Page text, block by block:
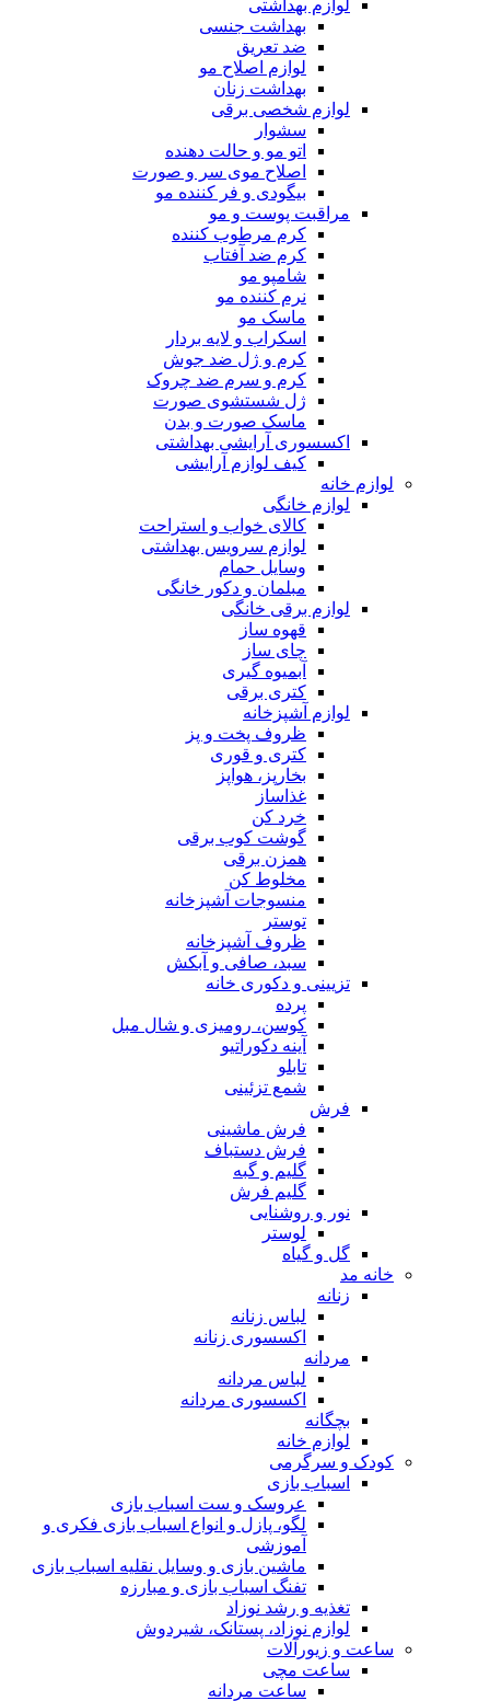
لوازم بهداشتی
بهداشت جنسی
ضد تعریق
لوازم اصلاح مو
بهداشت زنان
لوازم شخصی برقی
سشوار
اتو مو و حالت دهنده
اصلاح موی سر و صورت
بیگودی و فر کننده مو
مراقبت پوست و مو
کرم مرطوب کننده
کرم ضد آفتاب
شامپو مو
نرم کننده مو
ماسک مو
اسکراب و لایه بردار
کرم و ژل ضد جوش
کرم و سرم ضد چروک
ژل شستشوی صورت
ماسک صورت و بدن
اکسسوری آرایشی بهداشتی
کیف لوازم آرایشی
لوازم خانه
لوازم خانگی
کالای خواب و استراحت
لوازم سرویس بهداشتی
وسایل حمام
مبلمان و دکور خانگی
لوازم برقی خانگی
قهوه ساز
چای ساز
آبمیوه گیری
کتری برقی
لوازم آشپزخانه
ظروف پخت و پز
کتری و قوری
بخارپز، هواپز
غذاساز
خرد کن
گوشت کوب برقی
همزن برقی
مخلوط کن
منسوجات آشپزخانه
توستر
ظروف آشپزخانه
سبد، صافی و آبکش
تزیینی و دکوری خانه
پرده
کوسن، رومیزی و شال مبل
آینه دکوراتیو
تابلو
شمع تزئینی
فرش
فرش ماشینی
فرش دستباف
گلیم و گبه
گلیم فرش
نور و روشنایی
لوستر
گل و گیاه
خانه مد
زنانه
لباس زنانه
اکسسوری زنانه
مردانه
لباس مردانه
اکسسوری مردانه
بچگانه
لوازم خانه
کودک و سرگرمی
اسباب بازی
عروسک و ست اسباب بازی
لگو، پازل و انواع اسباب بازی فکری و
آموزشی
ماشین بازی و وسایل نقلیه اسباب بازی
تفنگ اسباب بازی و مبارزه
تغذیه و رشد نوزاد
لوازم نوزاد، پستانک، شیردوش
ساعت و زیور‌آلات
ساعت مچی
ساعت مردانه